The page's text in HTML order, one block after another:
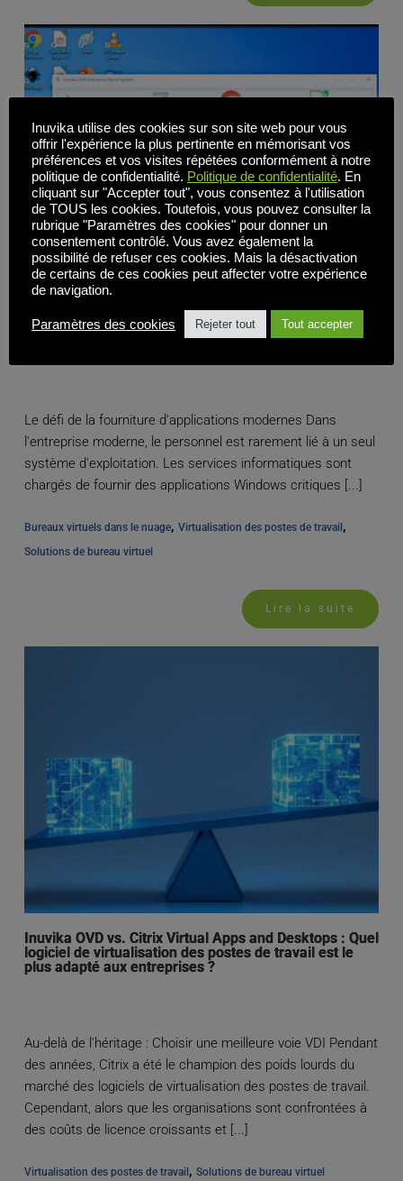
Les solutions de virtualisation du poste de travail
expliquées : Comment Inuvika OVD fait fonctionner
Le défi de la fourniture d'applications modernes Dans
l'entreprise moderne, le personnel est rarement lié à un seul
système d'exploitation. Les services informatiques sont
chargés de fournir des applications Windows critiques [...]
Bureaux virtuels dans le nuage, Virtualisation des postes de travail
Solutions de bureau virtuel
Lire la suite
Inuvika OVD vs. Citrix Virtual Apps and Desktops : Quel
logiciel de virtualisation des postes de travail est le
plus adapté aux entreprises ?
Au-delà de l'héritage : Choisir une meilleure voie VDI Pendant
des années, Citrix a été le champion des poids lourds du
marché des logiciels de virtualisation des postes de travail.
Cependant, alors que les organisations sont confrontées à
des coûts de licence croissants et [...]
Virtualisation des postes de travail , Solutions de bureau virtuel
Inuvika utilise des cookies sur son site web pour vous
offrir l'expérience la plus pertinente en mémorisant vos
préférences et vos visites répétées conformément à notre
politique de confidentialité. Politique de confidentialité. En
cliquant sur "Accepter tout", vous consentez à l'utilisation
de TOUS les cookies. Toutefois, vous pouvez consulter la
rubrique "Paramètres des cookies" pour donner un
consentement contrôlé. Vous avez également la
possibilité de refuser ces cookies. Mais la désactivation
de certains de ces cookies peut affecter votre expérience
de navigation.
Paramètres des cookies Rejeter tout Tout accepter